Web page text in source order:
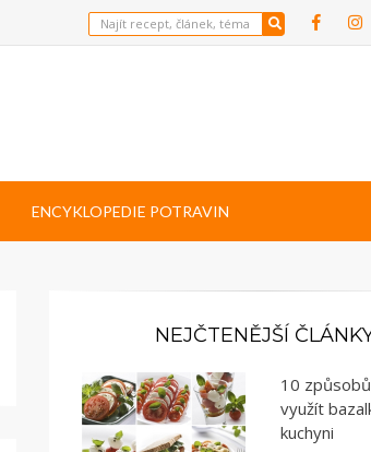
ENCYKLOPEDIE POTRAVIN
NEJČTENĚJŠÍ
10
využít
kuchyni